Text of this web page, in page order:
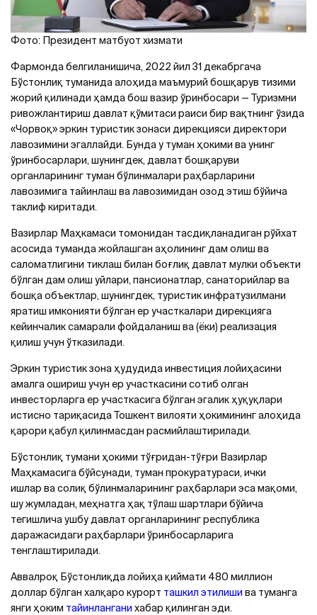
Фото: Президент матбуот хизмати
Фармонда белгиланишича, 2022 йил 31 декабргача
Бўстонлиқ туманида алоҳида маъмурий бошқарув тизими
жорий қилинади ҳамда бош вазир ўринбосари — Туризмни
ривожлантириш давлат қўмитаси раиси бир вақтнинг ўзида
«Чорвоқ» эркин туристик зонаси дирекцияси директори
лавозимини эгаллайди. Бунда у туман ҳокими ва унинг
ўринбосарлари, шунингдек, давлат бошқаруви
органларининг туман бўлинмалари раҳбарларини
лавозимига тайинлаш ва лавозимидан озод этиш бўйича
таклиф киритади.
Вазирлар Маҳкамаси томонидан тасдиқланадиган рўйхат
асосида туманда жойлашган аҳолининг дам олиш ва
саломатлигини тиклаш билан боғлиқ давлат мулки объекти
бўлган дам олиш уйлари, пансионатлар, санаторийлар ва
бошқа объектлар, шунингдек, туристик инфратузилмани
яратиш имконияти бўлган ер участкалари дирекцияга
кейинчалик самарали фойдаланиш ва (ёки) реализация
қилиш учун ўтказилади.
Эркин туристик зона ҳудудида инвестиция лойиҳасини
амалга ошириш учун ер участкасини сотиб олган
инвесторларга ер участкасига бўлган эгалик ҳуқуқлари
истисно тариқасида Тошкент вилояти ҳокимининг алоҳида
қарори қабул қилинмасдан расмийлаштирилади.
Бўстонлиқ тумани ҳокими тўғридан-тўғри Вазирлар
Маҳкамасига бўйсунади, туман прокуратураси, ички
ишлар ва солиқ бўлинмаларининг раҳбарлари эса мақоми,
шу жумладан, меҳнатга ҳақ тўлаш шартлари бўйича
тегишлича ушбу давлат органларининг республика
даражасидаги раҳбарлари ўринбосарларига
тенглаштирилади.
Аввалроқ Бўстонлиқда лойиҳа қиймати 480 миллион
доллар бўлган халқаро курорт ташкил этилиши ва туманга
янги ҳоким тайинлангани хабар қилинган эди.